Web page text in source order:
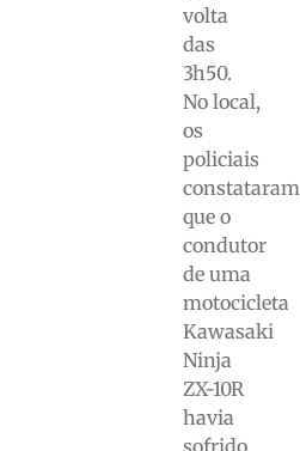
volta
das
3h50.
No local,
os
policiais
constataram
que o
condutor
de uma
motocicleta
Kawasaki
Ninja
ZX-10R
havia
sofrido